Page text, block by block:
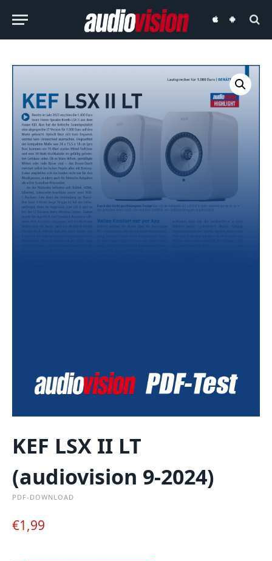
audiovisionaudiovision
KEF LSX II LT
(audiovision 9-2024)
PDF-DOWNLOAD
€1,99